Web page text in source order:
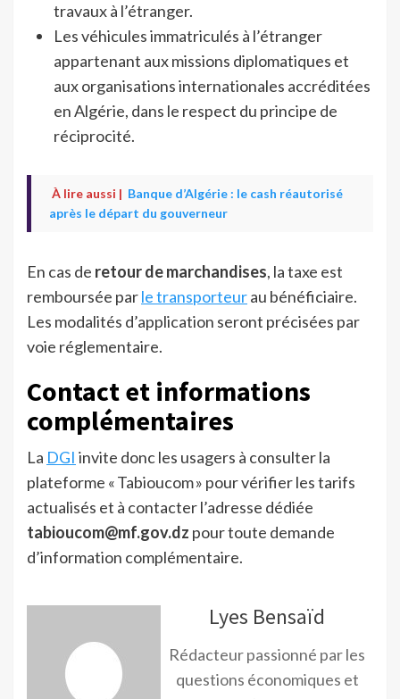
travaux à l’étranger.
Les véhicules immatriculés à l’étranger
appartenant aux missions diplomatiques et
aux organisations internationales accréditées
en Algérie, dans le respect du principe de
réciprocité.
À lire aussi | Banque d’Algérie : le cash réautorisé
après le départ du gouverneur
En cas de retour de marchandises, la taxe est
remboursée parle transporteurau bénéficiaire.
Les modalités d’application seront précisées par
voie réglementaire.
Contact et informations
complémentaires
La DGI invite donc les usagers à consulter la
plateforme « Tabioucom » pour vérifier les tarifs
actualisés et à contacter l’adresse dédiée
tabioucom@mf.gov.dz pour toute demande
d’information complémentaire.
Lyes Bensaïd
Rédacteur passionné par les
questions économiques et